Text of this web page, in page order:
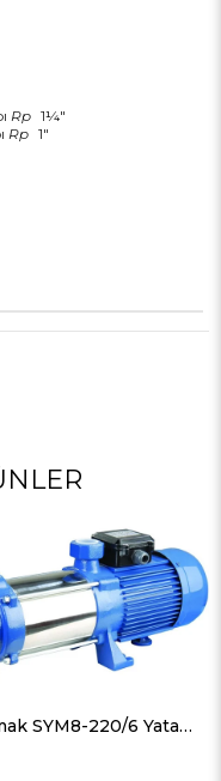
Rp 1¼"
Rp 1"
Sumak SYM8-220/6 Yatay Milli Kademeli Pompa Monofaze (220V) 2.2HP